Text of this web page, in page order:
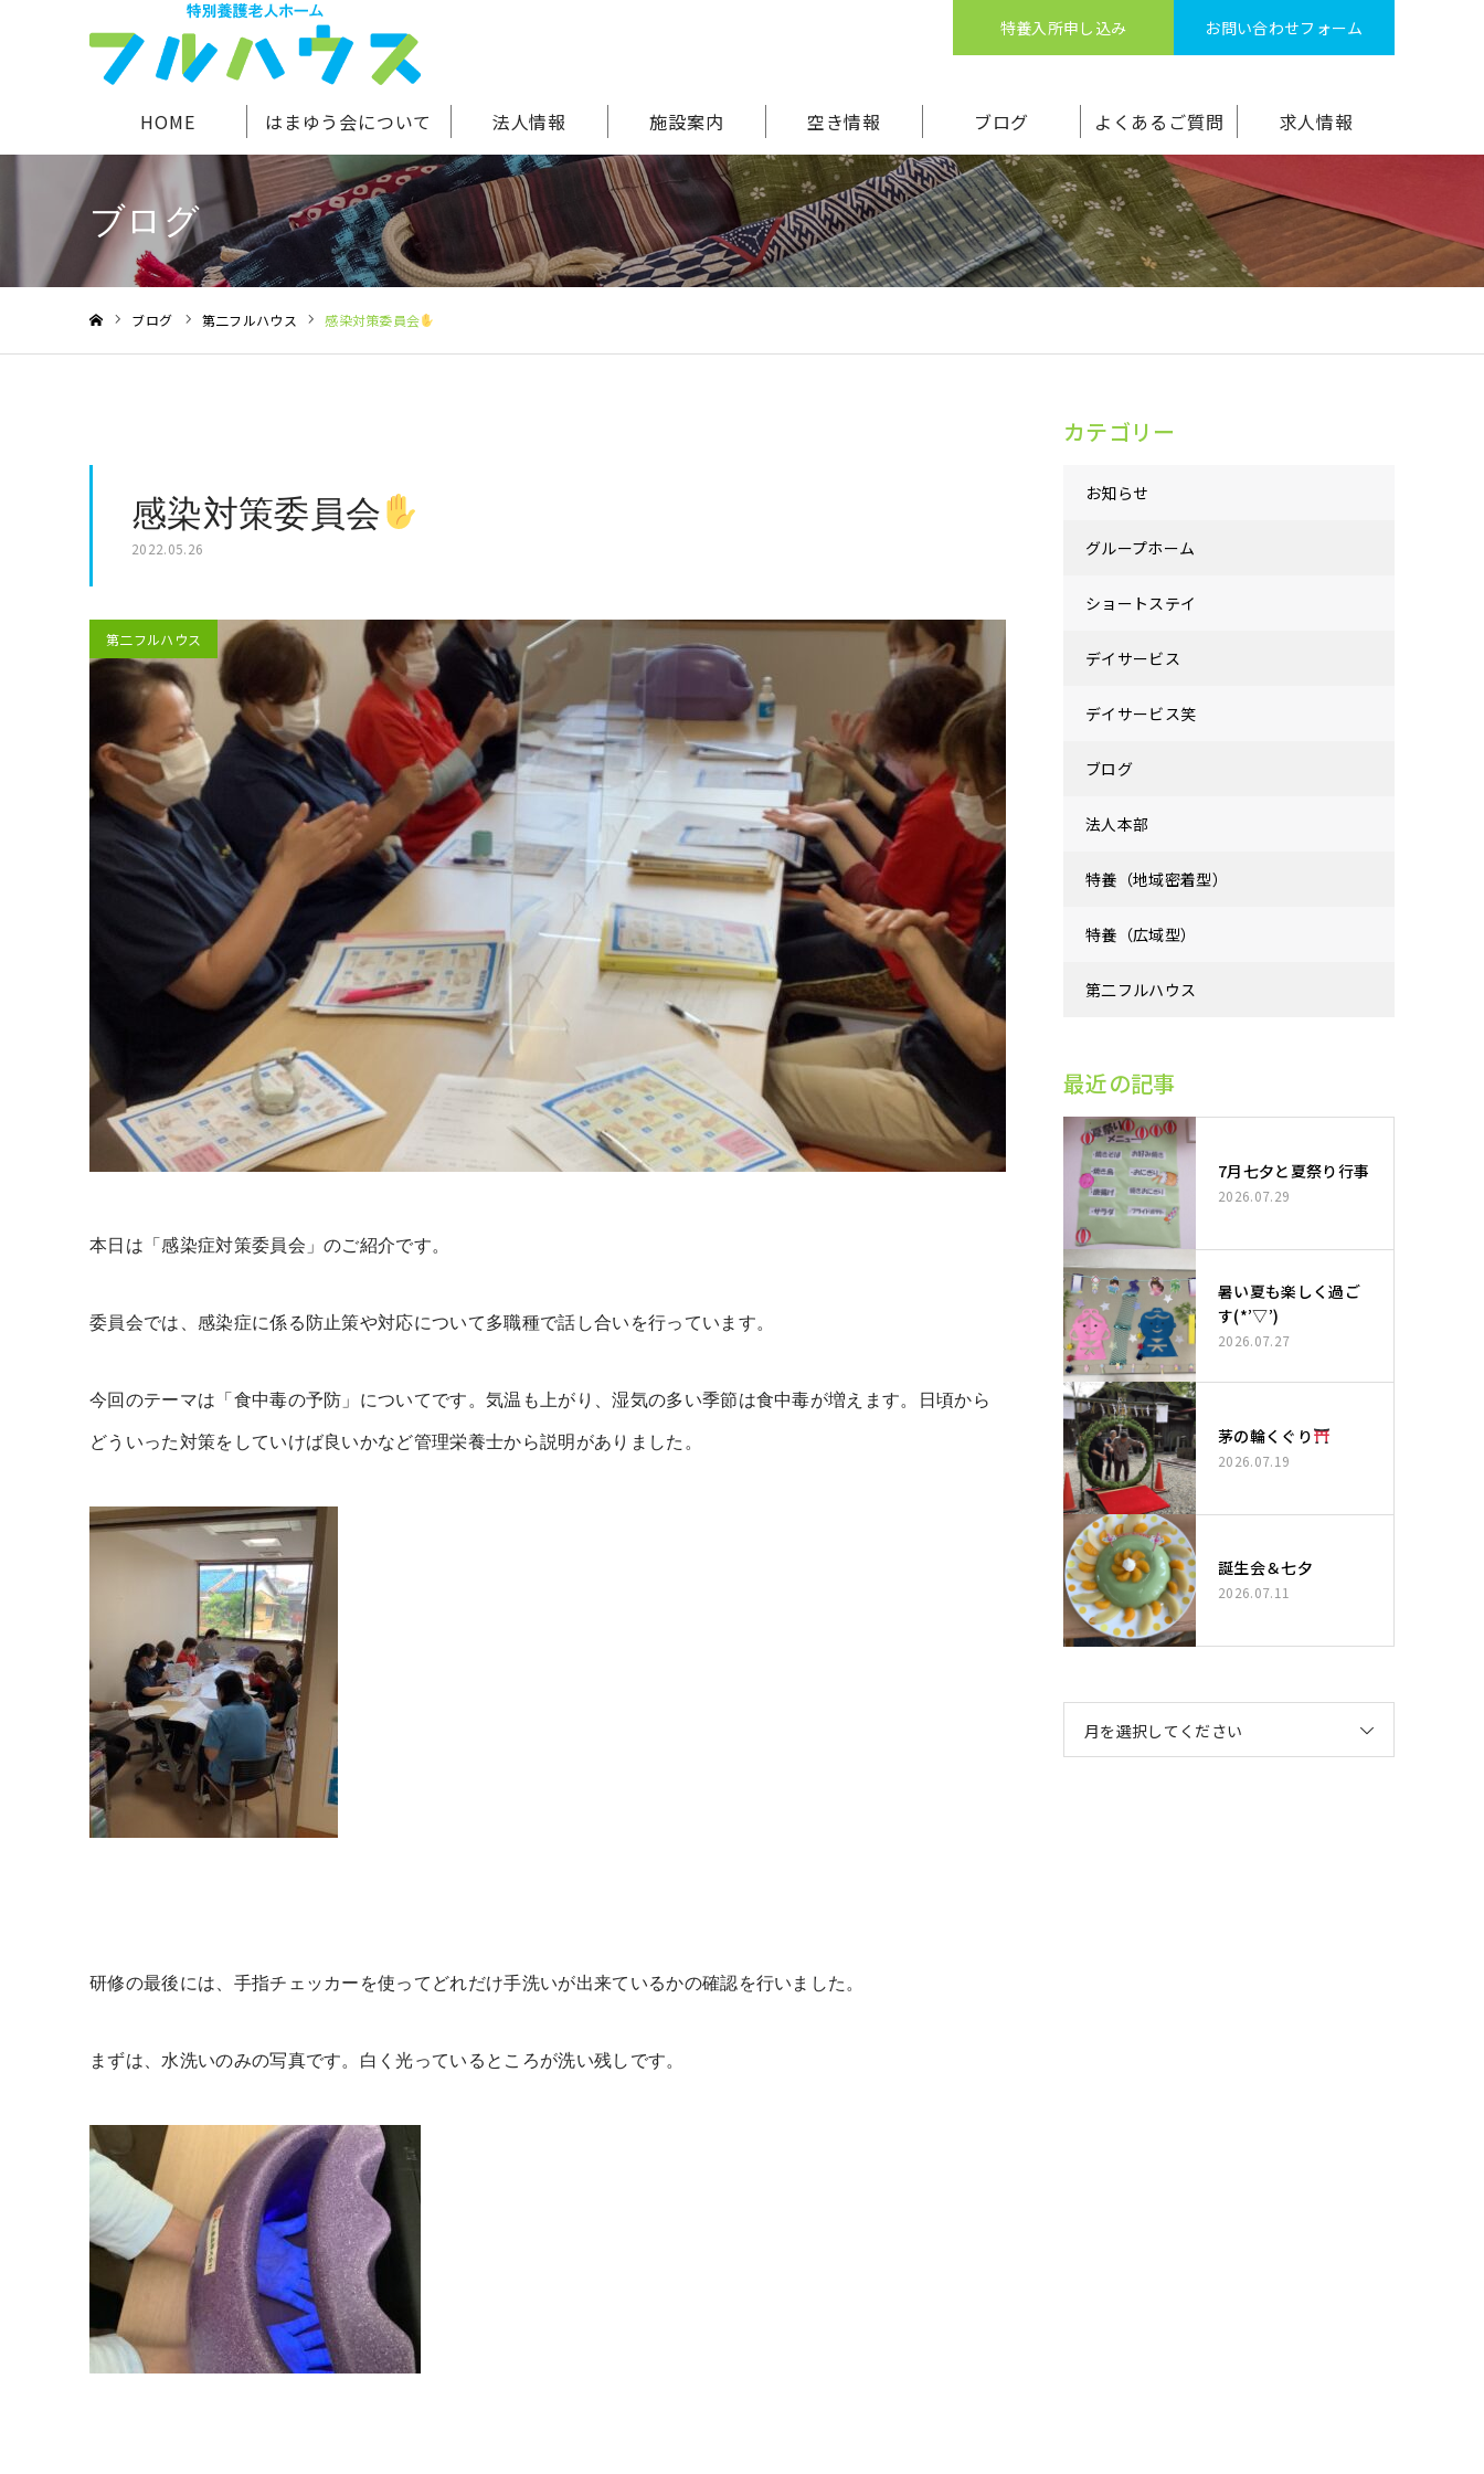
特養入所申し込み お問い合わせフォーム
HOME はまゆう会について 法人情報 施設案内 空き情報 ブログ よくあるご質問 求人情報
ブログ
ブログ 第二フルハウス 感染対策委員会
感染対策委員会
2022.05.26
第二フルハウス
本日は「感染症対策委員会」のご紹介です。
委員会では、感染症に係る防止策や対応について多職種で話し合いを行っています。
今回のテーマは「食中毒の予防」についてです。気温も上がり、湿気の多い季節は食中毒が増えます。日頃から
どういった対策をしていけば良いかなど管理栄養士から説明がありました。
研修の最後には、手指チェッカーを使ってどれだけ手洗いが出来ているかの確認を行いました。
まずは、水洗いのみの写真です。白く光っているところが洗い残しです。
カテゴリー
お知らせ
グループホーム
ショートステイ
デイサービス
デイサービス笑
ブログ
法人本部
特養（地域密着型）
特養（広域型）
第二フルハウス
最近の記事
7月七夕と夏祭り行事
2026.07.29
暑い夏も楽しく過ご
す(*’▽’)
2026.07.27
茅の輪くぐり
2026.07.19
誕生会＆七夕
2026.07.11
月を選択してください